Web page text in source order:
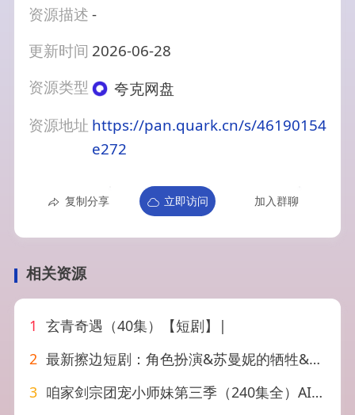
资源描述-
更新时间 2026-06-28
资源类型
夸克网盘
资源地址 https://pan.quark.cn/s/46190154
e272
复制分享 立即访问 加入群聊
相关资源
1 玄青奇遇（40集）【短剧】|
2 最新擦边短剧：角色扮演&苏曼妮的牺牲&硬不起来的丈夫&小姨子的角…
3 咱家剑宗团宠小师妹第三季（240集全）AI短剧 (2026)